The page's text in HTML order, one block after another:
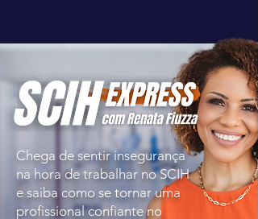
Chega de sentir insegurança
na hora de trabalhar no SCIH
e saiba como se tornar uma
profissional confiante no